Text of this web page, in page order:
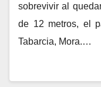
sobrevivir al
de 12 metros, el
Tabarcia, Mora.…